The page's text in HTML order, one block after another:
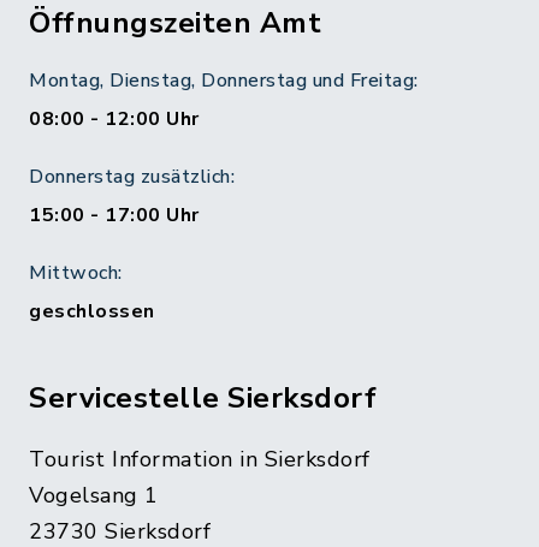
Öffnungszeiten Amt
Montag, Dienstag, Donnerstag und Freitag:
08:00 - 12:00 Uhr
Donnerstag zusätzlich:
15:00 - 17:00 Uhr
Mittwoch:
geschlossen
Servicestelle Sierksdorf
Tourist Information in Sierksdorf
Vogelsang 1
23730 Sierksdorf